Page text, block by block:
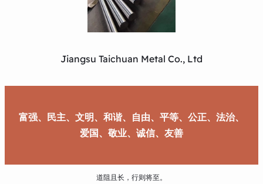
Jiangsu Taichuan Metal Co., Ltd
富强、民主、文明、和谐、自由、平等、公正、法治、
爱国、敬业、诚信、友善
道阻且长，行则将至。